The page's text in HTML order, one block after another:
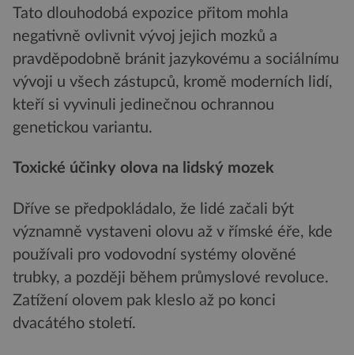
Tato dlouhodobá expozice přitom mohla
negativně ovlivnit vývoj jejich mozků a
pravděpodobně bránit jazykovému a sociálnímu
vývoji u všech zástupců, kromě moderních lidí,
kteří si vyvinuli jedinečnou ochrannou
genetickou variantu.
Toxické účinky olova na lidský mozek
Dříve se předpokládalo, že lidé začali být
významně vystaveni olovu až v římské éře, kde
používali pro vodovodní systémy olověné
trubky, a později během průmyslové revoluce.
Zatížení olovem pak kleslo až po konci
dvacátého století.